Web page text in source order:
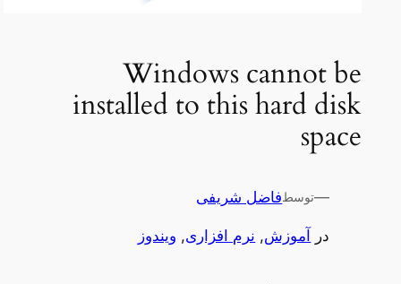
Windows cannot be
installed to this hard disk
space
—توسطفاضل شریفی
در آموزش, نرم افزاری, ویندوز